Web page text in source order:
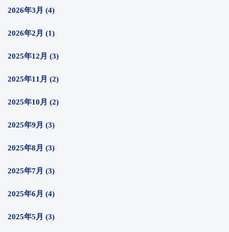
2026年3月 (4)
2026年2月 (1)
2025年12月 (3)
2025年11月 (2)
2025年10月 (2)
2025年9月 (3)
2025年8月 (3)
2025年7月 (3)
2025年6月 (4)
2025年5月 (3)